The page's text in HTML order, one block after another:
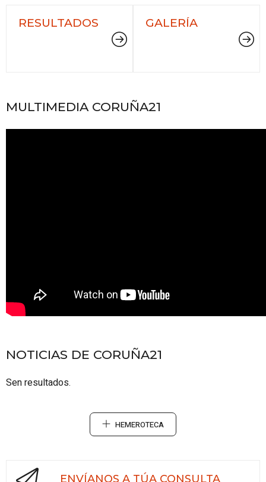
RESULTADOS GALERÍA
MULTIMEDIA CORUÑA21
NOTICIAS DE CORUÑA21
Sen resultados.
HEMEROTECA
ENVÍANOS A TÚA CONSULTA